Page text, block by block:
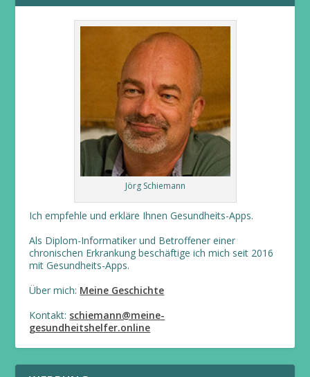
Jörg Schiemann
Ich empfehle und erkläre Ihnen Gesundheits-Apps.
Als Diplom-Informatiker und Betroffener einer
chronischen Erkrankung beschäftige ich mich seit 2016
mit Gesundheits-Apps.
Über mich: Meine Geschichte
Kontakt: schiemann@meine-
gesundheitshelfer.online